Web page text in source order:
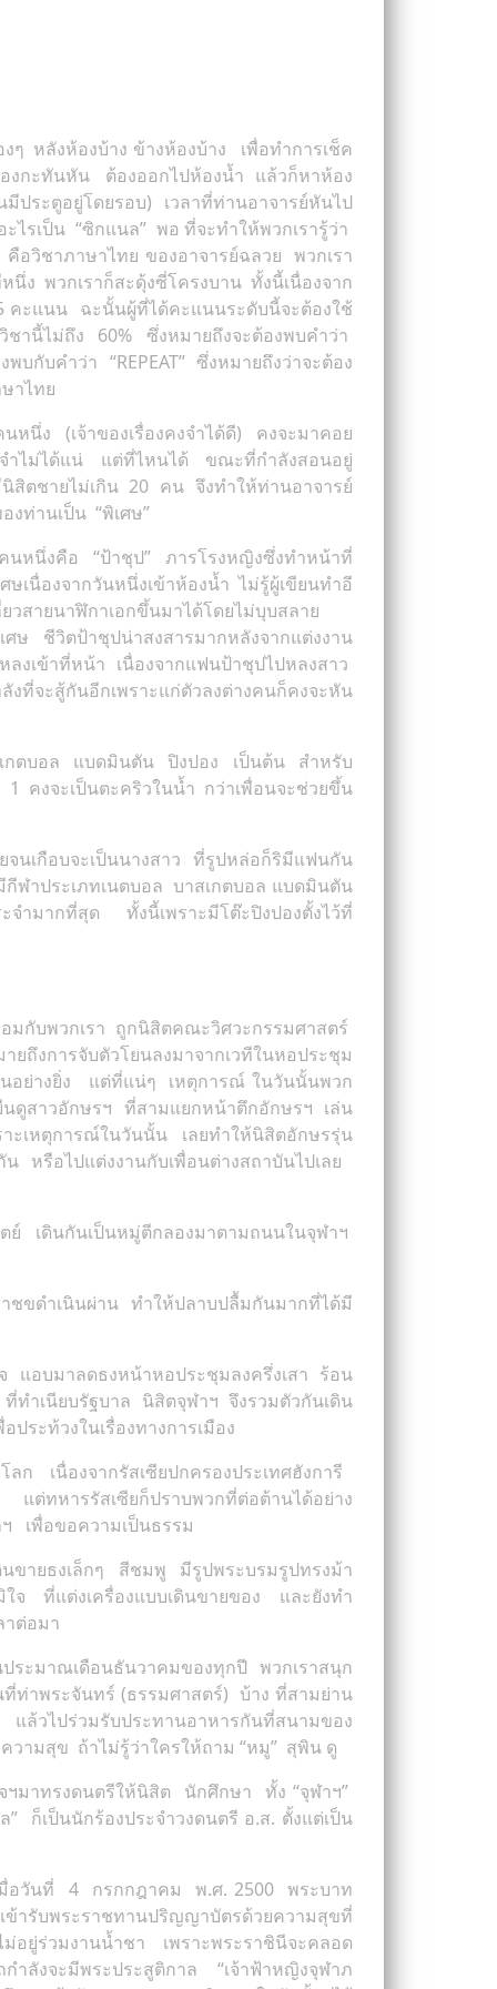
หลังห้องบ้าง ข้างห้องบ้าง เพื่อทำการเช็ค
องกะทันหัน ต้องออกไปห้องน้ำ แล้วก็หาห้อง
ประตูอยู่โดยรอบ) เวลาที่ท่านอาจารย์หันไป
รเป็น “ซิกแนล” พอ ที่จะทำให้พวกเรารู้ว่า
วิชาภาษาไทย ของอาจารย์ฉลวย พวกเรา
ง พวกเราก็สะดุ้งซี่โครงบาน ทั้งนี้เนื่องจาก
คะแนน ฉะนั้นผู้ที่ได้คะแนนระดับนี้จะต้องใช้
านี้ไม่ถึง 60% ซึ่งหมายถึงจะต้องพบคำว่า
กับคำว่า “REPEAT” ซึ่งหมายถึงว่าจะต้อง
าไทย
นึ่ง (เจ้าของเรื่องคงจำได้ดี) คงจะมาคอย
ะจำไม่ได้แน่ แต่ที่ไหนได้ ขณะที่กำลังสอนอยู่
ตชายไม่เกิน 20 คน จึงทำให้ท่านอาจารย์
ท่านเป็น “พิเศษ”
นหนึ่งคือ “ป้าชุป” ภารโรงหญิงซึ่งทำหน้าที่
ษเนื่องจากวันหนึ่งเข้าห้องน้ำ ไม่รู้ผู้เขียนทำอี
วสายนาฬิกาเอกขึ้นมาได้โดยไม่บุบสลาย
ษ ชีวิตป้าชุปน่าสงสารมากหลังจากแต่งงาน
งเข้าที่หน้า เนื่องจากแฟนป้าชุปไปหลงสาว
จะสู้กันอีกเพราะแก่ตัวลงต่างคนก็คงจะหัน
กตบอล แบดมินตัน ปิงปอง เป็นต้น สำหรับ
คงจะเป็นตะคริวในน้ำ กว่าเพื่อนจะช่วยขึ้น
นเกือบจะเป็นนางสาว ที่รูปหล่อก็ริมีแฟนกัน
าประเภทเนตบอล บาสเกตบอล แบดมินตัน
ำมากที่สุด ทั้งนี้เพราะมีโต๊ะปิงปองตั้งไว้ที่
มกับพวกเรา ถูกนิสิตคณะวิศวะกรรมศาสตร์
งการจับตัวโยนลงมาจากเวทีในหอประชุม
อย่างยิ่ง แต่ที่แน่ๆ เหตุการณ์ ในวันนั้นพวก
ดูสาวอักษรฯ ที่สามแยกหน้าตึกอักษรฯ เล่น
ะเหตุการณ์ในวันนั้น เลยทำให้นิสิตอักษรรุ่น
รือไปแต่งงานกับเพื่อนต่างสถาบันไปเลย
ย์ เดินกันเป็นหมู่ตีกลองมาตามถนนในจุฬาฯ
ชขดำเนินผ่าน ทำให้ปลาบปลื้มกันมากที่ได้มี
แอบมาลดธงหน้าหอประชุมลงครึ่งเสา ร้อน
ทำเนียบรัฐบาล นิสิตจุฬาฯ จึงรวมตัวกันเดิน
ระท้วงในเรื่องทางการเมือง
ก เนื่องจากรัสเซียปกครองประเทศฮังการี
ต่ทหารรัสเซียก็ปราบพวกที่ต่อต้านได้อย่าง
เพื่อขอความเป็นธรรม
ายธงเล็กๆ สีชมพู มีรูปพระบรมรูปทรงม้า
จ ที่แต่งเครื่องแบบเดินขายของ และยังทำ
าต่อมา
ระมาณเดือนธันวาคมของทุกปี พวกเราสนุก
ท่าพระจันทร์ (ธรรมศาสตร์) บ้าง ที่สามย่าน
ไปร่วมรับประทานอาหารกันที่สนามของ
ามสุข ถ้าไม่รู้ว่าใครให้ถาม “หมู” สุพิน ดู
ฯมาทรงดนตรีให้นิสิต นักศึกษา ทั้ง “จุฬาฯ”
ก็เป็นนักร้องประจำวงดนตรี อ.ส. ตั้งแต่เป็น
มื่อวันที่ 4 กรกกฎาคม พ.ศ. 2500 พระบาท
ข้ารับพระราชทานปริญญาบัตรด้วยความสุขที่
อยู่ร่วมงานน้ำชา เพราะพระราชินีจะคลอด
ลังจะมีพระประสูติกาล “เจ้าฟ้าหญิงจุฬาภ